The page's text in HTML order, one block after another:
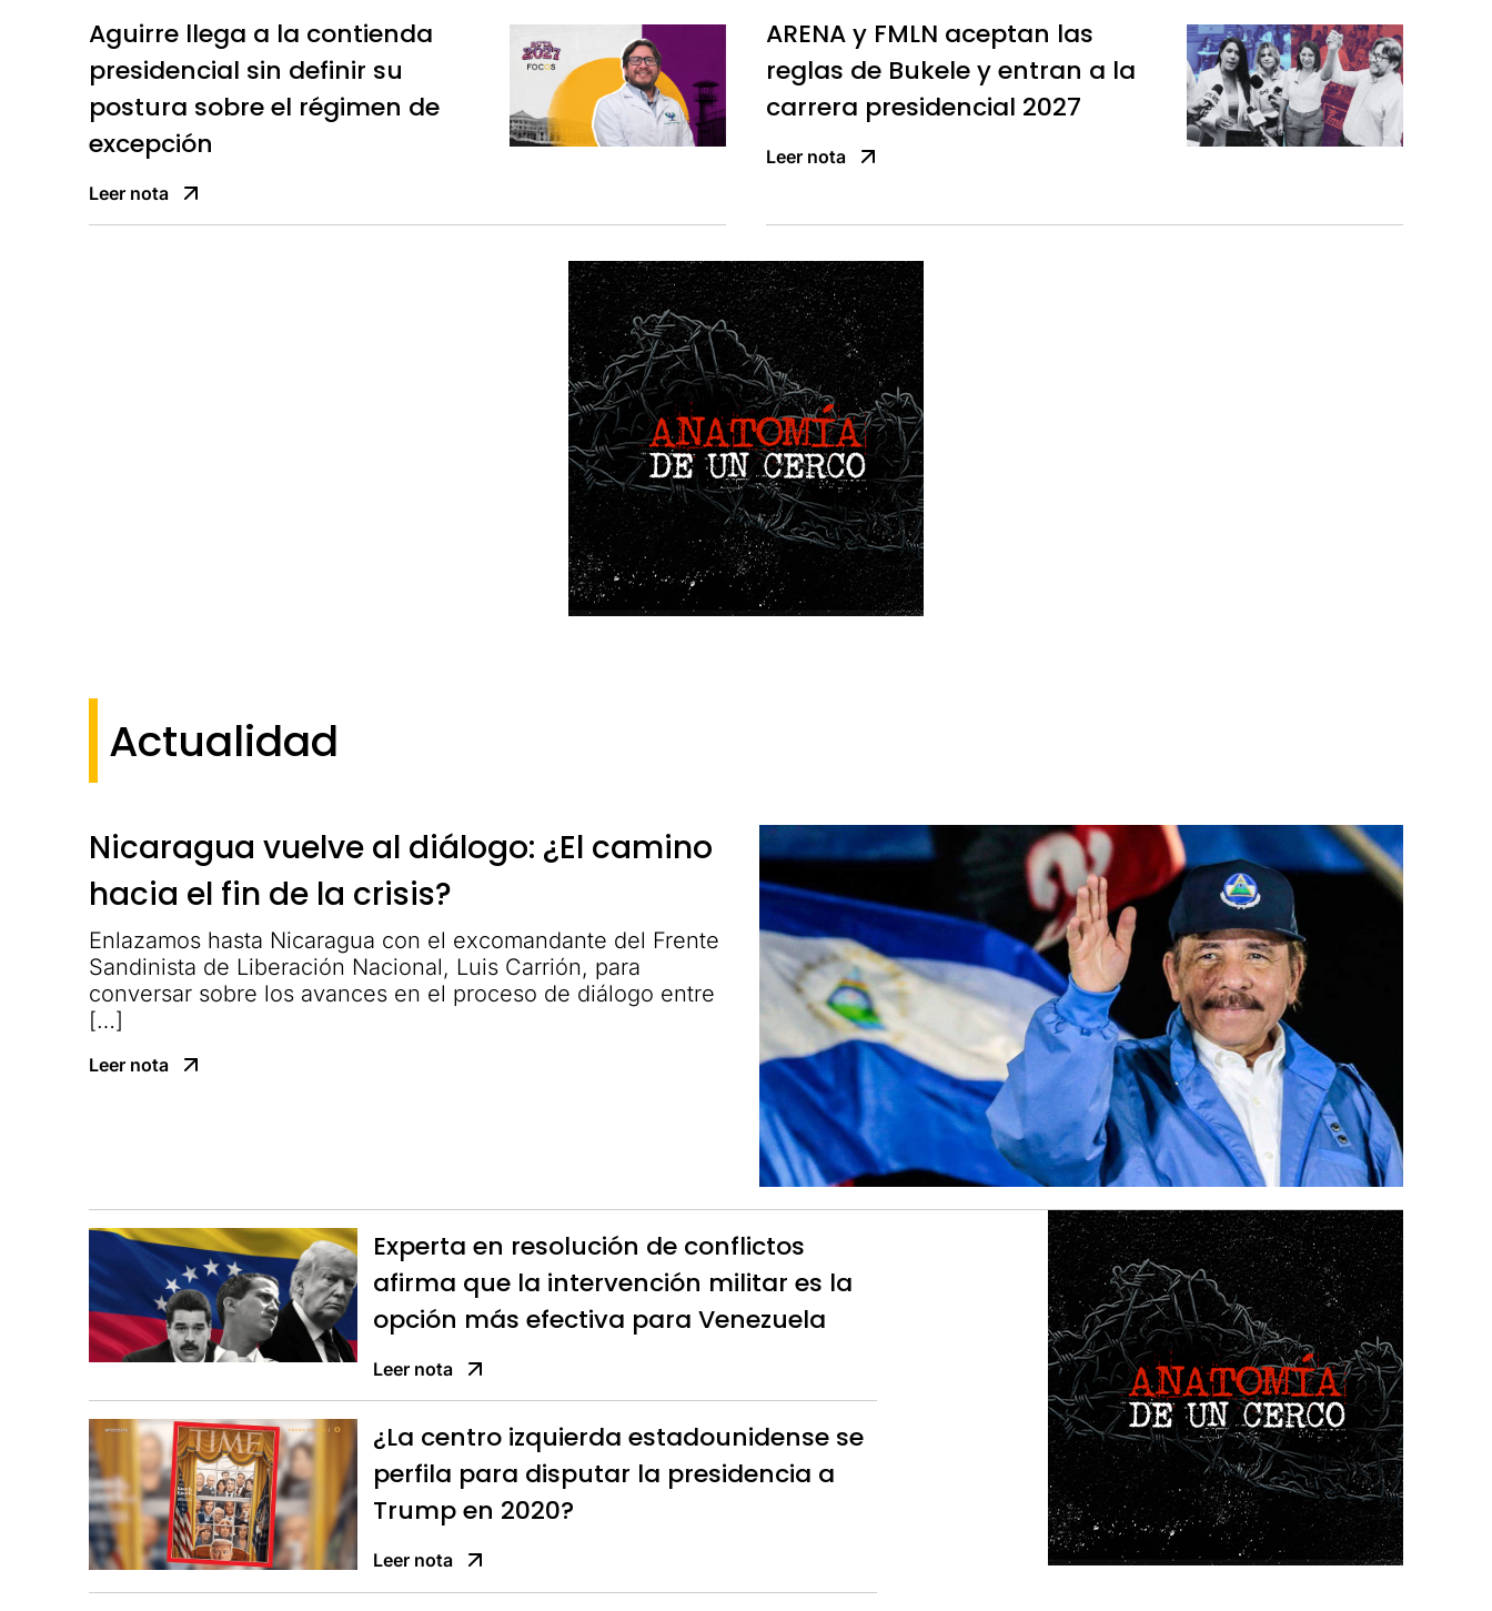
Aguirre llega a la contienda
presidencial sin definir su
postura sobre el régimen de
excepción
Leer nota
ARENA y FMLN aceptan las
reglas de Bukele y entran a la
carrera presidencial 2027
Leer nota
Actualidad
Nicaragua vuelve al diálogo: ¿El camino
hacia el fin de la crisis?
Enlazamos hasta Nicaragua con el excomandante del Frente
Sandinista de Liberación Nacional, Luis Carrión, para
conversar sobre los avances en el proceso de diálogo entre
[…]
Leer nota
Experta en resolución de conflictos
afirma que la intervención militar es la
opción más efectiva para Venezuela
Leer nota
¿La centro izquierda estadounidense se
perfila para disputar la presidencia a
Trump en 2020?
Leer nota